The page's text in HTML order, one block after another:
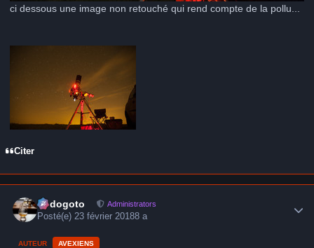
ci dessous une image non retouché qui rend compte de la pollu...
Citer
frédogoto Administrators
Posté(e)23 février 20188 a
AUTEUR AVEXIENS